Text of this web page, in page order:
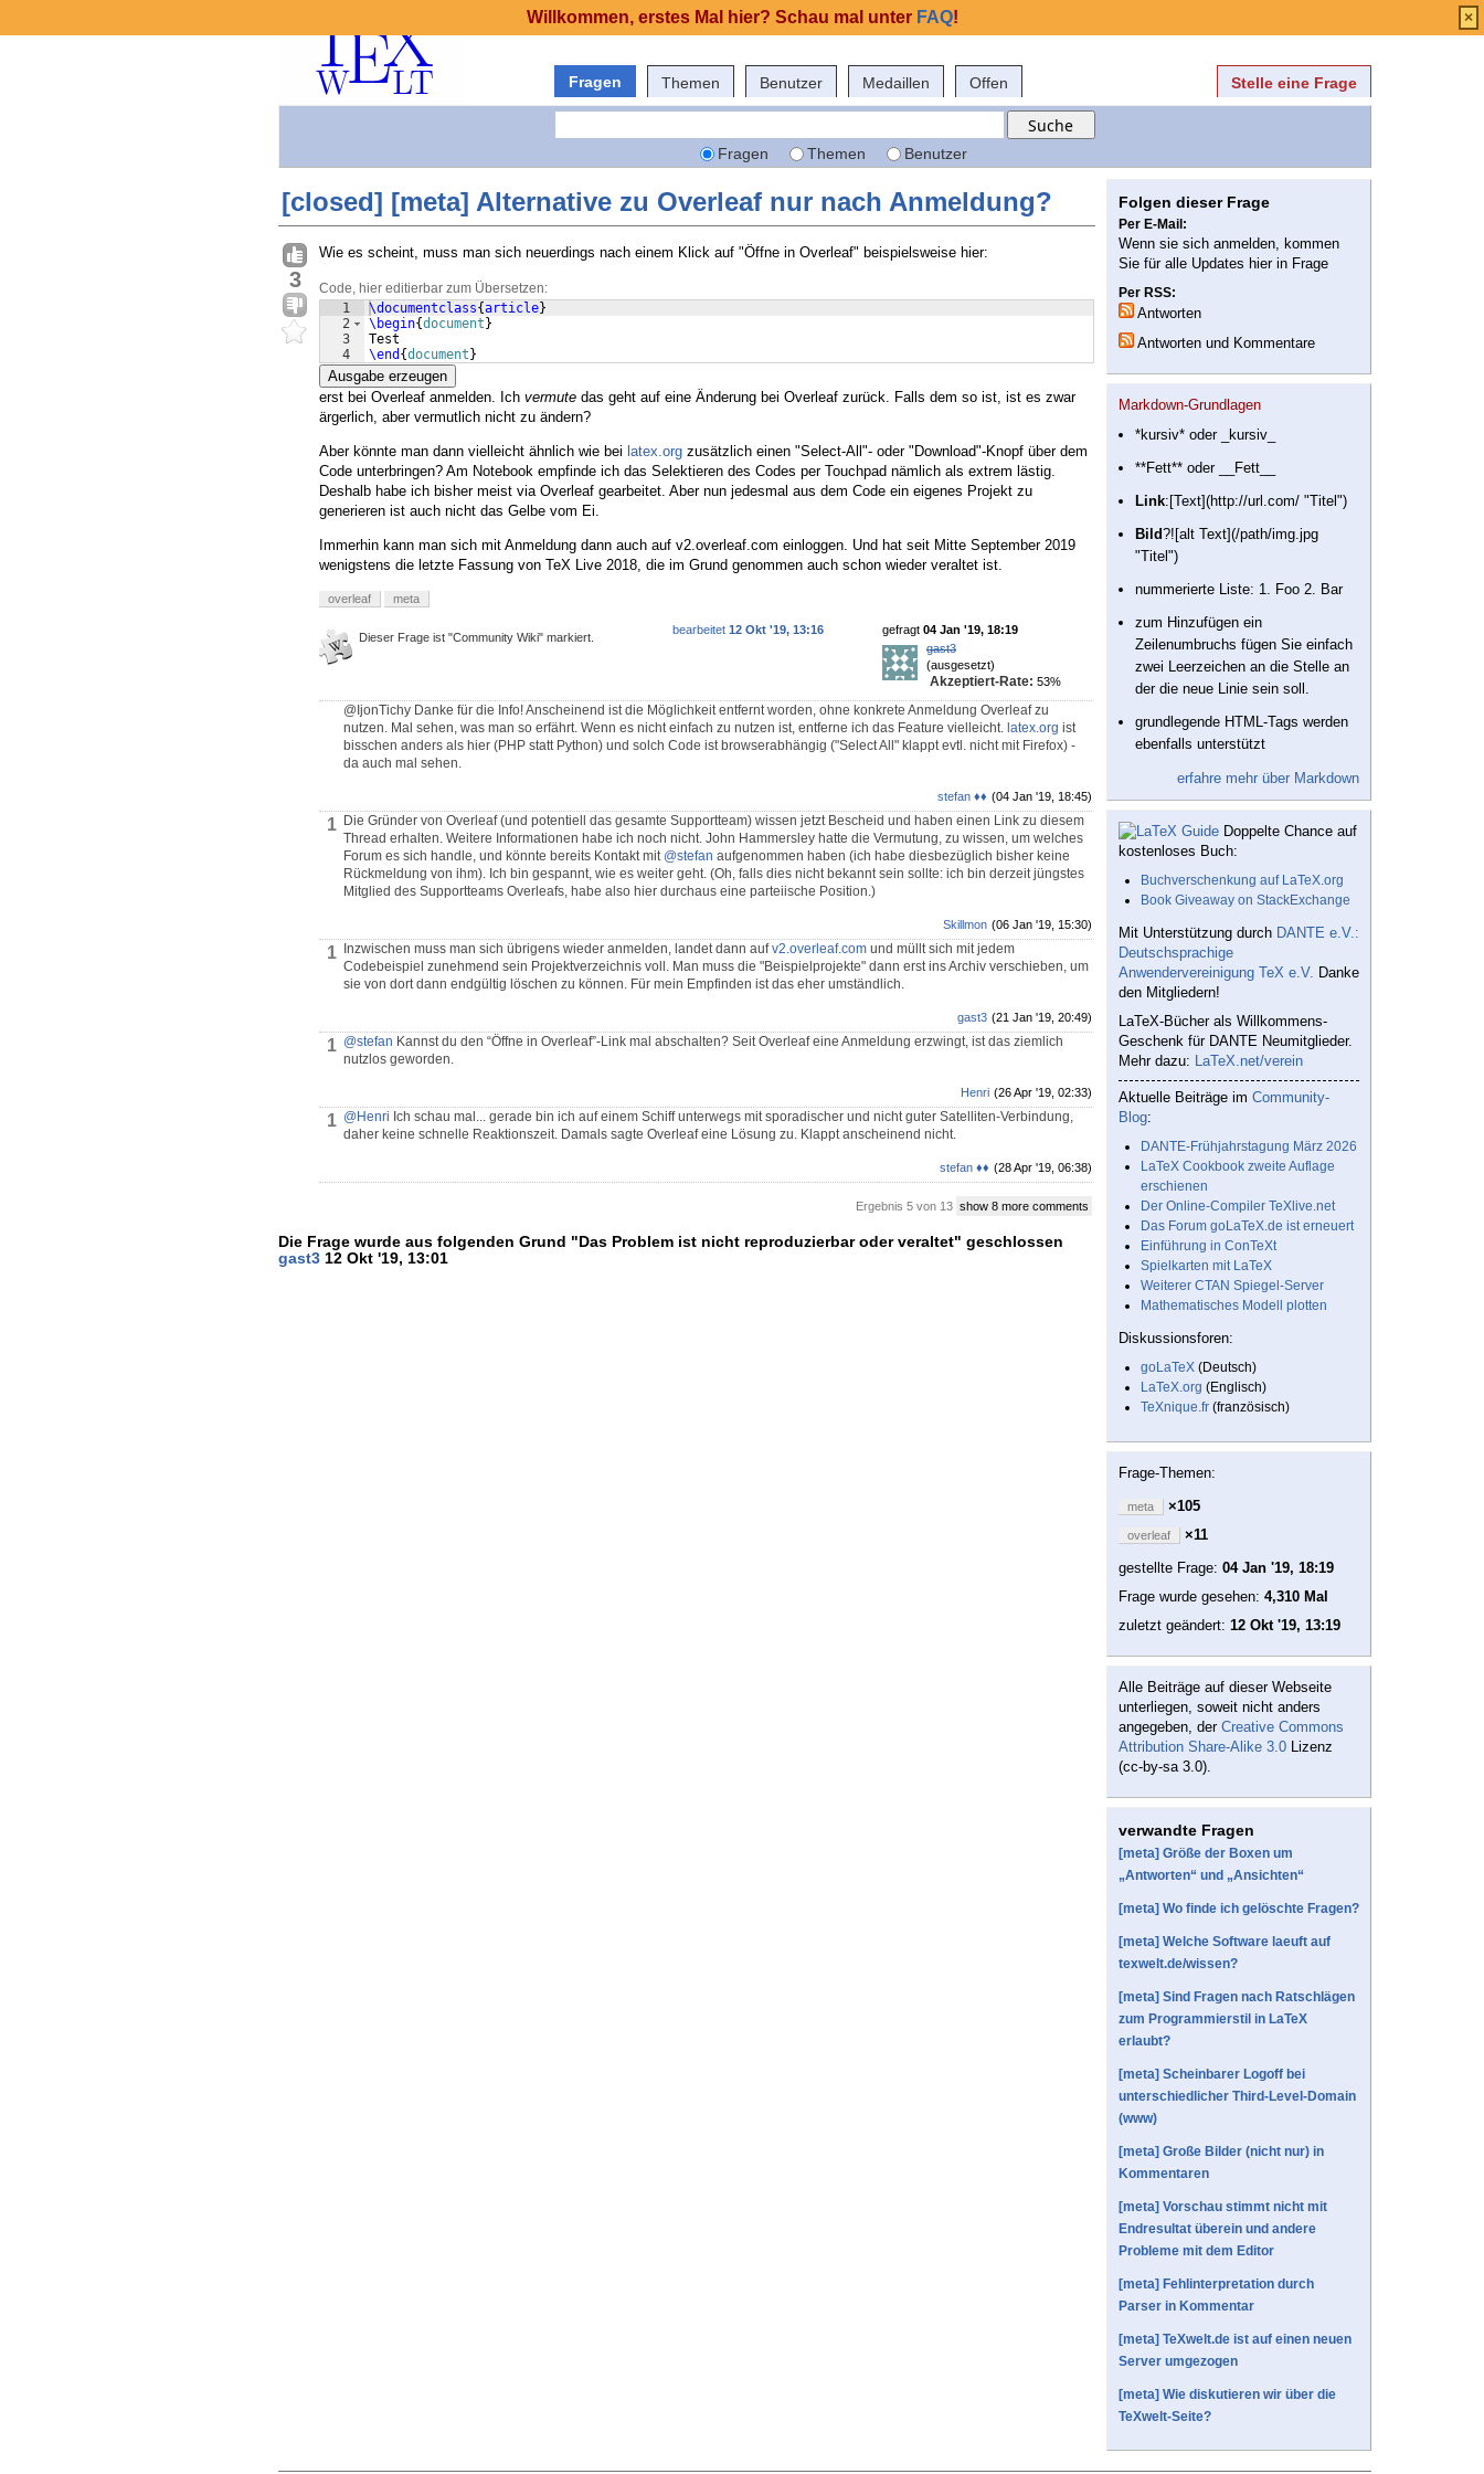
Fragen Themen Benutzer Medaillen Offen Stelle eine Frage
Fragen Themen Benutzer
[closed] [meta] Alternative zu Overleaf nur nach Anmeldung?
3
Wie es scheint, muss man sich neuerdings nach einem Klick auf "Öffne in Overleaf" beispielsweise hier:
Code, hier editierbar zum Übersetzen:
1
2
3
4
\documentclass{article}
\begin{document }
Test
\end {document }
Ausgabe erzeugen
erst bei Overleaf anmelden. Ich vermute das geht auf eine Änderung bei Overleaf zurück. Falls dem so ist, ist es zwar
ärgerlich, aber vermutlich nicht zu ändern?
Aber könnte man dann vielleicht ähnlich wie bei latex.org zusätzlich einen "Select-All"- oder "Download"-Knopf über dem
Code unterbringen? Am Notebook empfinde ich das Selektieren des Codes per Touchpad nämlich als extrem lästig.
Deshalb habe ich bisher meist via Overleaf gearbeitet. Aber nun jedesmal aus dem Code ein eigenes Projekt zu
generieren ist auch nicht das Gelbe vom Ei.
Immerhin kann man sich mit Anmeldung dann auch auf v2.overleaf.com einloggen. Und hat seit Mitte September 2019
wenigstens die letzte Fassung von TeX Live 2018, die im Grund genommen auch schon wieder veraltet ist.
overleaf meta
Dieser Frage ist "Community Wiki" markiert.
gefragt 04 Jan '19, 18:19
gast3
(ausgesetzt)
Akzeptiert-Rate: 53%
bearbeitet 12 Okt '19, 13:16
@IjonTichy Danke für die Info! Anscheinend ist die Möglichkeit entfernt worden, ohne konkrete Anmeldung Overleaf zu
nutzen. Mal sehen, was man so erfährt. Wenn es nicht einfach zu nutzen ist, entferne ich das Feature vielleicht. latex.org ist
bisschen anders als hier (PHP statt Python) und solch Code ist browserabhängig ("Select All" klappt evtl. nicht mit Firefox) -
da auch mal sehen.
(04 Jan '19, 18:45)
stefan ♦♦
1
Die Gründer von Overleaf (und potentiell das gesamte Supportteam) wissen jetzt Bescheid und haben einen Link zu diesem
Thread erhalten. Weitere Informationen habe ich noch nicht. John Hammersley hatte die Vermutung, zu wissen, um welches
Forum es sich handle, und könnte bereits Kontakt mit @stefan aufgenommen haben (ich habe diesbezüglich bisher keine
Rückmeldung von ihm). Ich bin gespannt, wie es weiter geht. (Oh, falls dies nicht bekannt sein sollte: ich bin derzeit jüngstes
Mitglied des Supportteams Overleafs, habe also hier durchaus eine parteiische Position.)
(06 Jan '19, 15:30)
Skillmon
1 Inzwischen muss man sich übrigens wieder anmelden, landet dann aufv2.overleaf.com und müllt sich mit jedem
Codebeispiel zunehmend sein Projektverzeichnis voll. Man muss die "Beispielprojekte" dann erst ins Archiv verschieben, um
sie von dort dann endgültig löschen zu können. Für mein Empfinden ist das eher umständlich.
(21 Jan '19, 20:49)
gast3
1 @stefan Kannst du den “Öffne in Overleaf”-Link mal abschalten? Seit Overleaf eine Anmeldung erzwingt, ist das ziemlich
nutzlos geworden.
(26 Apr '19, 02:33)
Henri
1 @Henri Ich schau mal... gerade bin ich auf einem Schiff unterwegs mit sporadischer und nicht guter Satelliten-Verbindung,
daher keine schnelle Reaktionszeit. Damals sagte Overleaf eine Lösung zu. Klappt anscheinend nicht.
(28 Apr '19, 06:38)
stefan ♦♦
Ergebnis 5 von 13 show 8 more comments
Die Frage wurde aus folgenden Grund "Das Problem ist nicht reproduzierbar oder veraltet" geschlossen
gast3 12 Okt '19, 13:01
Folgen dieser Frage
Per E-Mail:
Wenn sie sich anmelden, kommen
Sie für alle Updates hier in Frage
Per RSS:
Antworten
Antworten und Kommentare
Markdown-Grundlagen
*kursiv* oder _kursiv_
**Fett** oder __Fett__
Link:[Text](http://url.com/ "Titel")
Bild?![alt Text](/path/img.jpg
"Titel")
nummerierte Liste: 1. Foo 2. Bar
zum Hinzufügen ein
Zeilenumbruchs fügen Sie einfach
zwei Leerzeichen an die Stelle an
der die neue Linie sein soll.
grundlegende HTML-Tags werden
ebenfalls unterstützt
erfahre mehr über Markdown
Doppelte Chance auf
kostenloses Buch:
Buchverschenkung auf LaTeX.org
Book Giveaway on StackExchange
Mit Unterstützung durch DANTE e.V.:
Deutschsprachige
Anwendervereinigung TeX e.V. Danke
den Mitgliedern!
LaTeX-Bücher als Willkommens-
Geschenk für DANTE Neumitglieder.
Mehr dazu: LaTeX.net/verein
Aktuelle Beiträge im Community-
Blog:
DANTE-Frühjahrstagung März 2026
LaTeX Cookbook zweite Auflage
erschienen
Der Online-Compiler TeXlive.net
Das Forum goLaTeX.de ist erneuert
Einführung in ConTeXt
Spielkarten mit LaTeX
Weiterer CTAN Spiegel-Server
Mathematisches Modell plotten
Diskussionsforen:
goLaTeX (Deutsch)
LaTeX.org (Englisch)
TeXnique.fr (französisch)
Frage-Themen:
meta ×105
overleaf
×11
gestellte Frage: 04 Jan '19, 18:19
Frage wurde gesehen: 4,310 Mal
zuletzt geändert: 12 Okt '19, 13:19
Alle Beiträge auf dieser Webseite
unterliegen, soweit nicht anders
angegeben, der Creative Commons
Attribution Share-Alike 3.0 Lizenz
(cc-by-sa 3.0).
verwandte Fragen
[meta] Größe der Boxen um
„Antworten“ und „Ansichten“
[meta] Wo finde ich gelöschte Fragen?
[meta] Welche Software laeuft auf
texwelt.de/wissen?
[meta] Sind Fragen nach Ratschlägen
zum Programmierstil in LaTeX
erlaubt?
[meta] Scheinbarer Logoff bei
unterschiedlicher Third-Level-Domain
(www)
[meta] Große Bilder (nicht nur) in
Kommentaren
[meta] Vorschau stimmt nicht mit
Endresultat überein und andere
Probleme mit dem Editor
[meta] Fehlinterpretation durch
Parser in Kommentar
[meta] TeXwelt.de ist auf einen neuen
Server umgezogen
[meta] Wie diskutieren wir über die
TeXwelt-Seite?
Willkommen, erstes Mal hier? Schau mal unter FAQ! ×